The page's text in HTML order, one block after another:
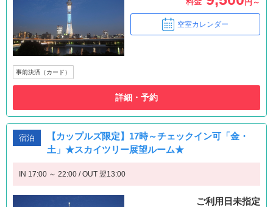
円～
空室カレンダー
事前決済（カード）
詳細・予約
宿泊
【カップルズ限定】17時～チェックイン可「金・
土」★スカイツリー展望ルーム★
IN 17:00 ～ 22:00 / OUT 翌13:00
ご利用日未指定